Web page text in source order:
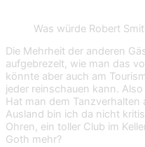
Was würde Robert
Die Mehrheit der anderen
aufgebrezelt, wie man das
könnte aber auch am
jeder reinschauen kann.
Hat man dem
Ausland bin ich da nicht
Ohren, ein toller Club im
Goth mehr?